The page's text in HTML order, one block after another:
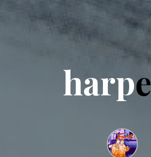
harpe